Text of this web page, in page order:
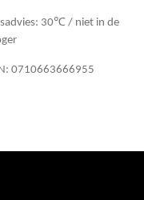
30℃ / niet in de
0710663666955